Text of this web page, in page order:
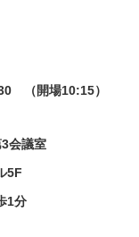
（開場10:15）
会議室
5F
1分